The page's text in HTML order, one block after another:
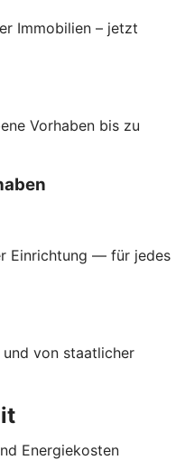
Immobilien – jetzt
Vorhaben bis zu
Einrichtung — für jedes
von staatlicher
Energiekosten